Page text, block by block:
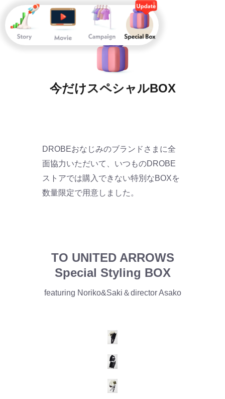
今だけスペシャルBOX
DROBEおなじみのブランドさまに全
面協力いただいて、いつものDROBE
ストアでは購入できない特別なBOXを
数量限定で用意しました。
TO UNITED ARROWS
Special Styling BOX
featuring Noriko&Saki＆director Asako